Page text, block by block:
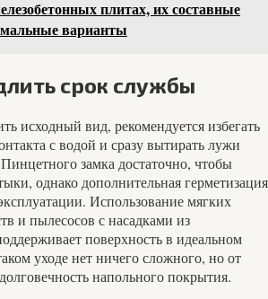
плитах, их составные
варианты
срок службы
исходный вид, рекомендуется избегать
с водой и сразу вытирать лужи
замка достаточно, чтобы
однако дополнительная герметизация
Использование мягких
и пылесосов с насадками из
поверхность в идеальном
уходе нет ничего сложного, но от
напольного покрытия.